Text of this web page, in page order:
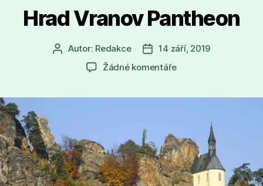
Hrad Vranov Pantheon
Autor
příspěvku
Autor: Redakce
Datum
příspěvku
14 září, 2019
Žádné komentářeu
Pantheon